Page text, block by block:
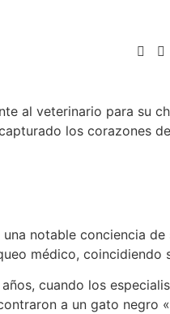
al veterinario para su
los corazones
notable conciencia
médico, coincidiendo
cuando los
a un gato negro